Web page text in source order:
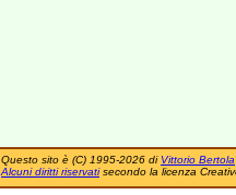
Questo sito è (C) 1995-2026 di Vittorio Bertola
Alcuni diritti riservatisecondo la licenza